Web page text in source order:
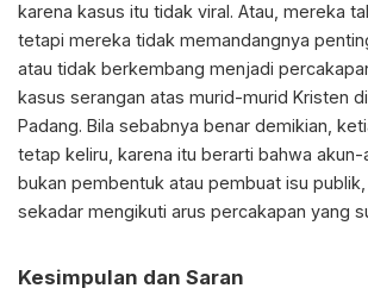
karena kasus itu tidak viral. Atau, mereka
tetapi mereka tidak memandangnya
atau tidak berkembang menjadi
kasus serangan atas murid-murid Kristen
Padang. Bila sebabnya benar demikian,
tetap keliru, karena itu berarti bahwa akun-
bukan pembentuk atau pembuat isu publik,
sekadar mengikuti arus percakapan yang
Kesimpulan dan Saran